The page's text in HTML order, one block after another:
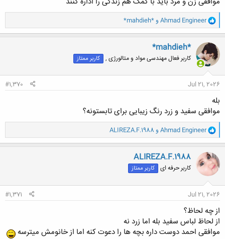
و
ا
ک
ن
ش
ه
ا
Ahmad Engineer و *mahdieh*
*mahdieh*
کاربر فعال مهندسی مواد و متالورژی , کاربر ممتاز
Jul 21, 2026
#1,370
بله
موافقی سفید و زرد رنگ زیبایی برای تابستونه؟
و
ا
ک
ن
ش
ه
ا
Ahmad Engineer و ALIREZA.F.1988
ALIREZA.F.1988
کاربر حرفه ای کاربر ممتاز
Jul 21, 2026
#1,371
از چه لحاظ؟
از لحاظ لباس سفید بله اما زرد نه
موافقی احمد دوست داره بچه ها را دعوت کنه اما از خانومش میترسه